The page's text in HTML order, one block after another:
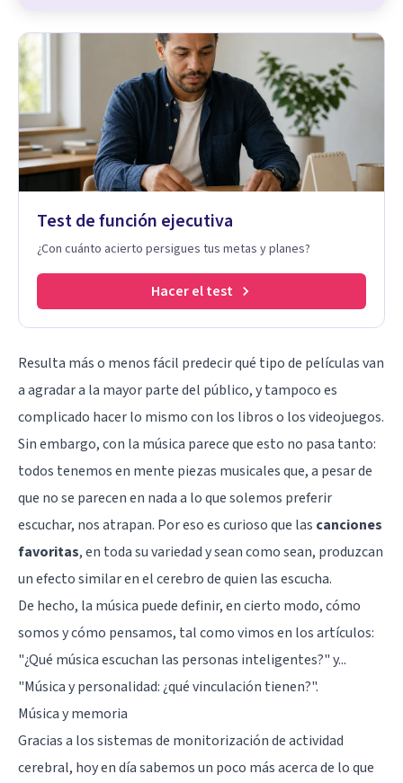
Test de función ejecutiva
¿Con cuánto acierto persigues tus metas y planes?
Hacer el test
Resulta más o menos fácil predecir qué tipo de películas van
a agradar a la mayor parte del público, y tampoco es
complicado hacer lo mismo con los libroso losvideojuegos.
Sin embargo, con la música parece que esto no pasa tanto:
todos tenemos en mente piezas musicales que, a pesar de
que no se parecen en nada a lo que solemos preferir
escuchar, nos atrapan. Por eso es curioso que las canciones
favoritas, en toda su variedad y sean como sean, produzcan
un efecto similar en el cerebro de quien las escucha.
De hecho, la música puede definir, en cierto modo, cómo
somos y cómo pensamos, tal como vimos en los artículos:
"¿Qué música escuchan las personas inteligentes?" y...
"Música y personalidad: ¿qué vinculación tienen?".
Música y memoria
Gracias a los sistemas de monitorización de actividad
cerebral, hoy en día sabemos un poco más acerca de lo que